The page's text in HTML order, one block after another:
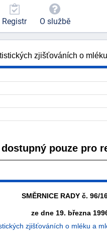
zjišťováních o
pouze pro
SMĚRNICE RADY č. 96/
ze dne 19. března
zjišťováních o mléku a
Registr O službě